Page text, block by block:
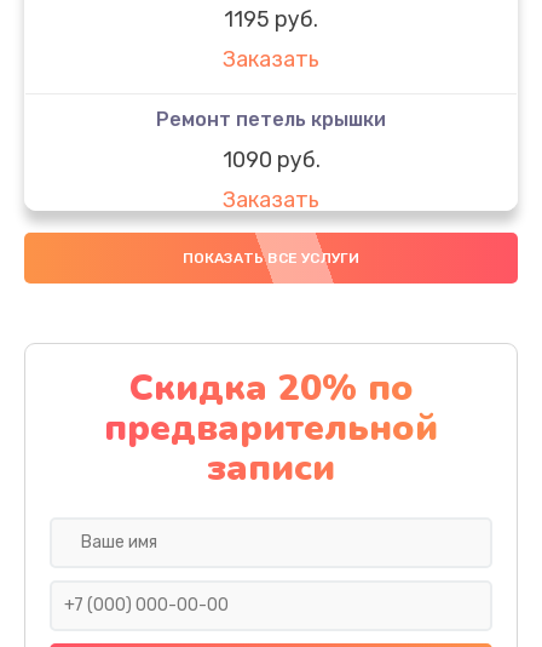
1195 руб.
Заказать
Ремонт петель крышки
1090 руб.
Заказать
Замена вебкамеры
Заказать
Установка драйверов
1000 руб.
Заказать
Замена жесткого диска
ПОКАЗАТЬ ВСЕ УСЛУГИ
Скидка 20% по
предварительной
записи